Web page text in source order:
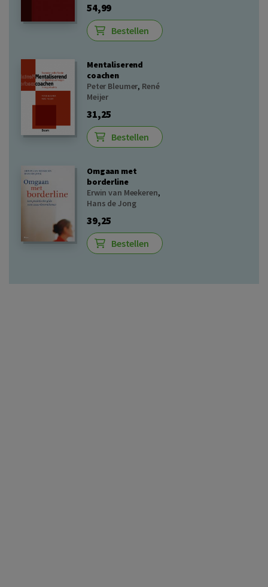
54,99
Bestellen
Mentaliserend
coachen
Peter Bleumer, René
Meijer
31,25
Bestellen
Omgaan met
borderline
Erwin van Meekeren,
Hans de Jong
39,25
Bestellen